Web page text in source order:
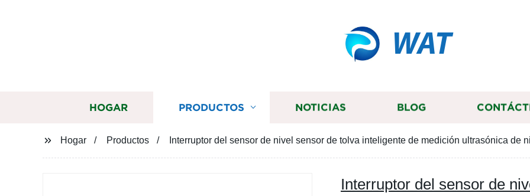
WAT
HOGAR PRODUCTOS NOTICIAS BLOG
Hogar Productos Interruptor del sensor de nivel sensor de tolva inteligente de medición ultrasónica de
Interruptor del sensor de